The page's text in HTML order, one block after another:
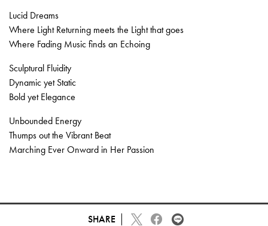
Lucid Dreams
Where Light Returning meets the Light that goes
Where Fading Music finds an Echoing
Sculptural Fluidity
Dynamic yet Static
Bold yet Elegance
Unbounded Energy
Thumps out the Vibrant Beat
Marching Ever Onward in Her Passion
SHARE